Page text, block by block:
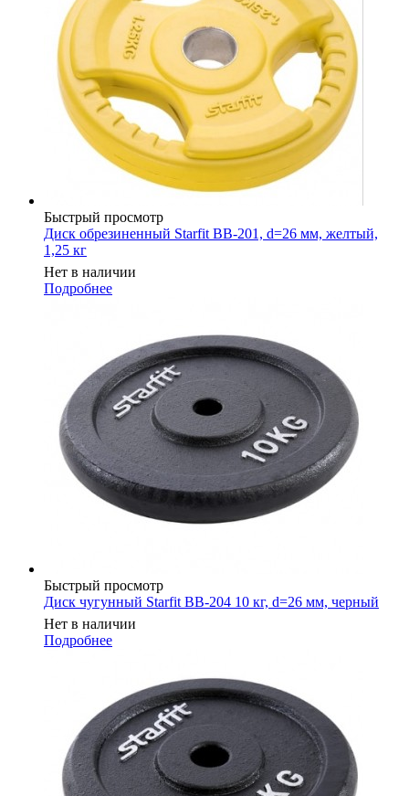
Быстрый просмотр
Диск обрезиненный Starfit BB-201, d=26 мм, желтый,
1,25 кг
Нет в наличии
Подробнее
Быстрый просмотр
Диск чугунный Starfit BB-204 10 кг, d=26 мм, черный
Нет в наличии
Подробнее